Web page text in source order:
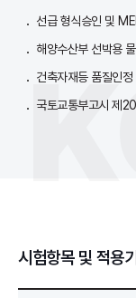
선급 형식승인 및
해양수산부 선박용
건축자재등 품질인
국토교통부고시 제
시험항목 및 적용